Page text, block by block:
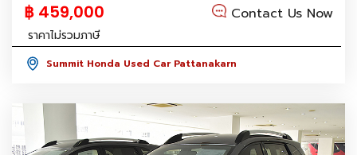
฿ 459,000 Contact Us Now
ราคาไม่รวมภาษี
Summit Honda Used Car Pattanakarn